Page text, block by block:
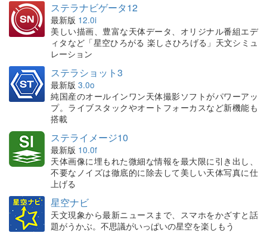
ステラナビゲータ12
最新版 12.0i
美しい描画、豊富な天体データ、オリジナル番組エデ
ィタなど「星空ひろがる 楽しさひろげる」天文シミュ
レーション
ステラショット3
最新版 3.0o
純国産のオールインワン天体撮影ソフトがパワーアッ
プ。ライブスタックやオートフォーカスなど新機能も
搭載
ステライメージ10
最新版 10.0f
天体画像に埋もれた微細な情報を最大限に引き出し、
不要なノイズは徹底的に除去して美しい天体写真に仕
上げる
星空ナビ
天文現象から最新ニュースまで、スマホをかざすと話
題がうかぶ。不思議がいっぱいの星空を楽しもう